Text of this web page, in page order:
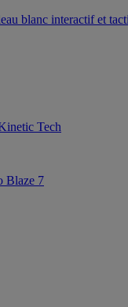
blanc interactif et
Tech
Blaze 7